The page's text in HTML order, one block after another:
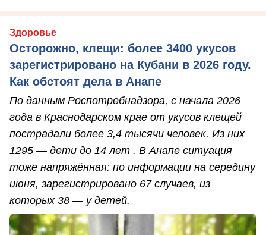
Здоровье
Осторожно, клещи: более 3400 укусов
зарегистрировано на Кубани в 2026 году.
Как обстоят дела в Анапе
По данным Роспотребнадзора, с начала 2026
года в Краснодарском крае от укусов клещей
пострадали более 3,4 тысячи человек. Из них
1295 — дети до 14 лет . В Анапе ситуация
тоже напряжённая: по информации на середину
июня, зарегистрировано 67 случаев, из
которых 38 — у детей.